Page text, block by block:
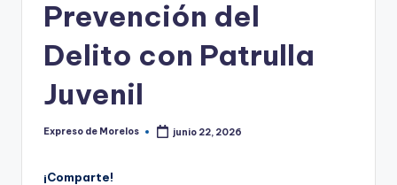
elPrevención del
Delito con Patrulla
Juvenil
Publicado
Expreso de Morelos junio 22, 2026
¡Comparte!